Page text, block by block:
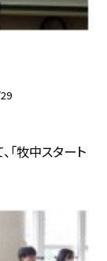
「牧中スタート